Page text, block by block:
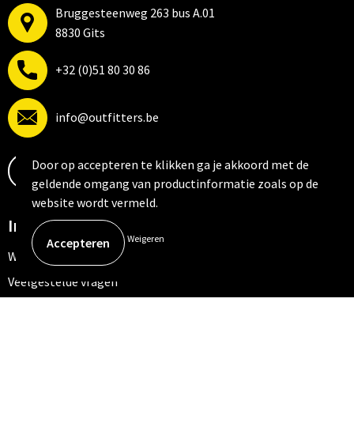
Bruggesteenweg 263 bus A.01
8830 Gits
+32 (0)51 80 30 86
info@outfitters.be
Contacteer ons
Informatie
Winterdeal 2025
Veelgestelde vragen
Door op accepteren te klikken ga je akkoord met de
geldende omgang van productinformatie zoals op de
website wordt vermeld.
Weigeren